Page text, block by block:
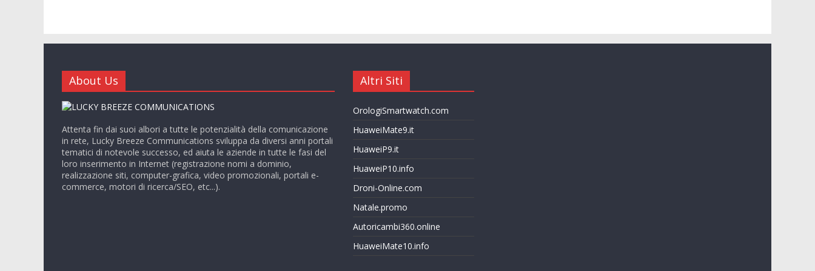
About Us
Attenta fin dai suoi albori a tutte le potenzialità della comunicazione
in rete, Lucky Breeze Communications sviluppa da diversi anni portali
tematici di notevole successo, ed aiuta le aziende in tutte le fasi del
loro inserimento in Internet (registrazione nomi a dominio,
realizzazione siti, computer-grafica, video promozionali, portali e-
commerce, motori di ricerca/SEO, etc...).
Altri Siti
OrologiSmartwatch.com
HuaweiMate9.it
HuaweiP9.it
HuaweiP10.info
Droni-Online.com
Natale.promo
Autoricambi360.online
HuaweiMate10.info